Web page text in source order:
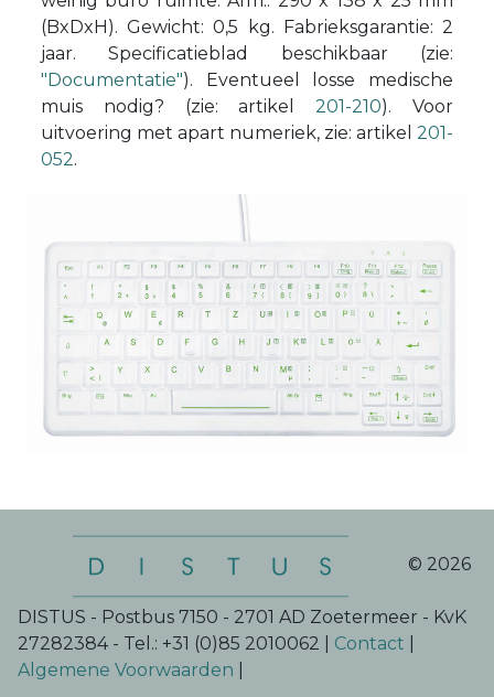
(BxDxH). Gewicht: 0,5 kg. Fabrieksgarantie: 2
jaar. Specificatieblad beschikbaar (zie:
"Documentatie"). Eventueel losse medische
muis nodig? (zie: artikel201-210). Voor
uitvoering met apart numeriek, zie: artikel 201-
052.
© 2026
DISTUS - Postbus 7150 - 2701 AD Zoetermeer - KvK
27282384 - Tel.: +31 (0)85 2010062 | Contact
Algemene Voorwaarden